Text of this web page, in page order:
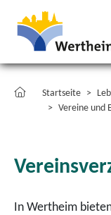
Startseite
Vereine und
In Wertheim